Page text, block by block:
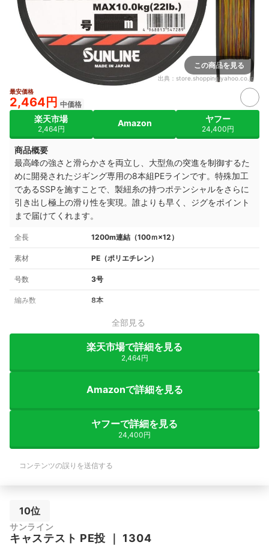
この商品を見る
出典： store.shopping.yahoo.co.jp
最安価格
2,464円 中価格
楽天市場
2,464円
Amazon ヤフー
24,400円
商品概要
最高峰の強さと滑らかさを両立し、大型魚の突進を制御するた
めに開発されたジギング専用の8本組PEラインです。特殊加工
であるSSPを施すことで、製紐糸の持つポテンシャルをさらに
引き出し極上の滑り性を実現。誰よりも早く、ジグをポイント
まで届けてくれます。
全長 1200m連結（100ｍ×12）
素材 PE（ポリエチレン）
号数 3号
編み数 8本
全部見る
楽天市場で詳細を見る
2,464円
Amazonで詳細を見る
ヤフーで詳細を見る
24,400円
コンテンツの誤りを送信する
10位
サンライン
キャステスト PE投 ｜ 1304